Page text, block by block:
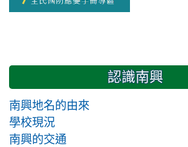
認識南興
南興地名的由來
學校現況
南興的交通